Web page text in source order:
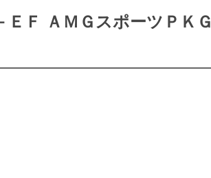
ＥＦ ＡＭＧスポーツＰＫＧ